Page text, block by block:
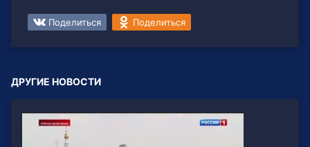
Поделиться Поделиться
ДРУГИЕ НОВОСТИ